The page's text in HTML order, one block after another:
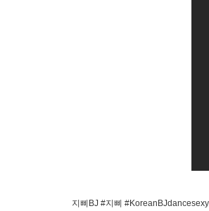
지삐BJ #지삐